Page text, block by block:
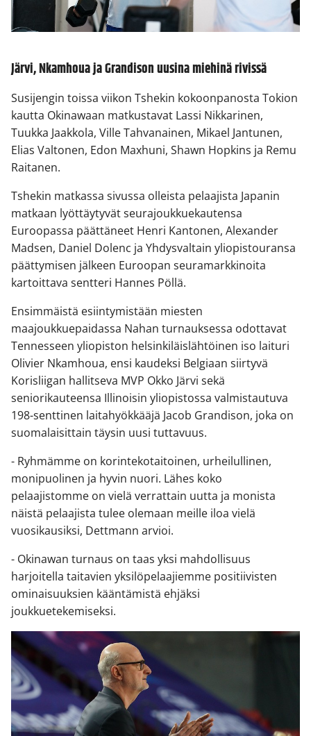
Järvi, Nkamhoua ja Grandison uusina miehinä rivissä
Susijengin toissa viikon Tshekin kokoonpanosta Tokion
kautta Okinawaan matkustavat Lassi Nikkarinen,
Tuukka Jaakkola, Ville Tahvanainen, Mikael Jantunen,
Elias Valtonen, Edon Maxhuni, Shawn Hopkins ja Remu
Raitanen.
Tshekin matkassa sivussa olleista pelaajista Japanin
matkaan lyöttäytyvät seurajoukkuekautensa
Euroopassa päättäneet Henri Kantonen, Alexander
Madsen, Daniel Dolenc ja Yhdysvaltain yliopistouransa
päättymisen jälkeen Euroopan seuramarkkinoita
kartoittava sentteri Hannes Pöllä.
Ensimmäistä esiintymistään miesten
maajoukkuepaidassa Nahan turnauksessa odottavat
Tennesseen yliopiston helsinkiläislähtöinen iso laituri
Olivier Nkamhoua, ensi kaudeksi Belgiaan siirtyvä
Korisliigan hallitseva MVP Okko Järvi sekä
seniorikauteensa Illinoisin yliopistossa valmistautuva
198-senttinen laitahyökkääjä Jacob Grandison, joka on
suomalaisittain täysin uusi tuttavuus.
- Ryhmämme on korintekotaitoinen, urheilullinen,
monipuolinen ja hyvin nuori. Lähes koko
pelaajistomme on vielä verrattain uutta ja monista
näistä pelaajista tulee olemaan meille iloa vielä
vuosikausiksi, Dettmann arvioi.
- Okinawan turnaus on taas yksi mahdollisuus
harjoitella taitavien yksilöpelaajiemme positiivisten
ominaisuuksien kääntämistä ehjäksi
joukkuetekemiseksi.